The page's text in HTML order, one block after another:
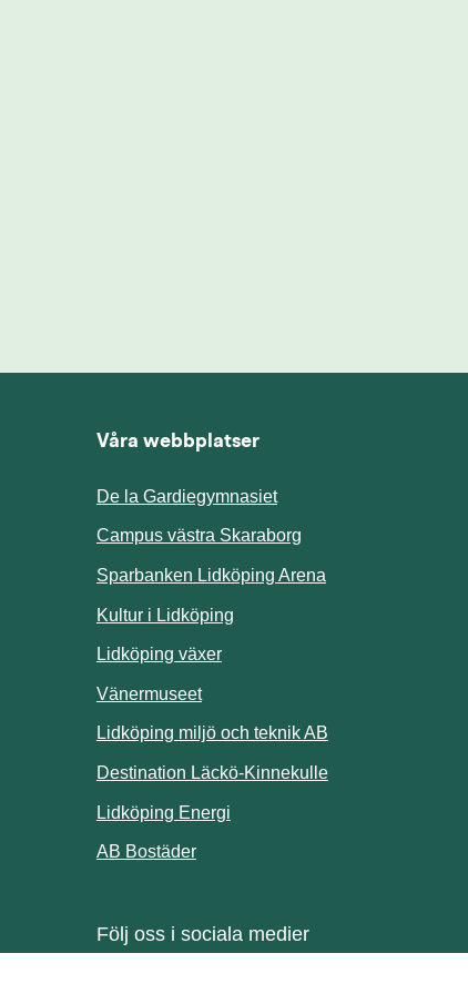
webbplats.
webbplats.
webbplats.
Våra webbplatser
De la Gardiegymnasiet
Campus västra Skaraborg
Sparbanken Lidköping Arena
Kultur i Lidköping
Lidköping växer
Vänermuseet
Lidköping miljö och teknik AB
Destination Läckö-KinnekulleLänk till annan
Lidköping EnergiLänk till annan webbplats.
AB BostäderLänk till annan webbplats.
Följ oss i sociala medier